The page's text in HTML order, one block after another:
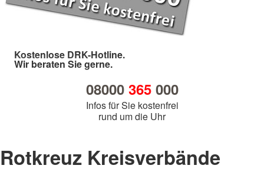
Kostenlose DRK-Hotline.
Wir beraten Sie gerne.
08000 365000
Infos für Sie kostenfrei
rund um die Uhr
Rotkreuz Kreisverbände